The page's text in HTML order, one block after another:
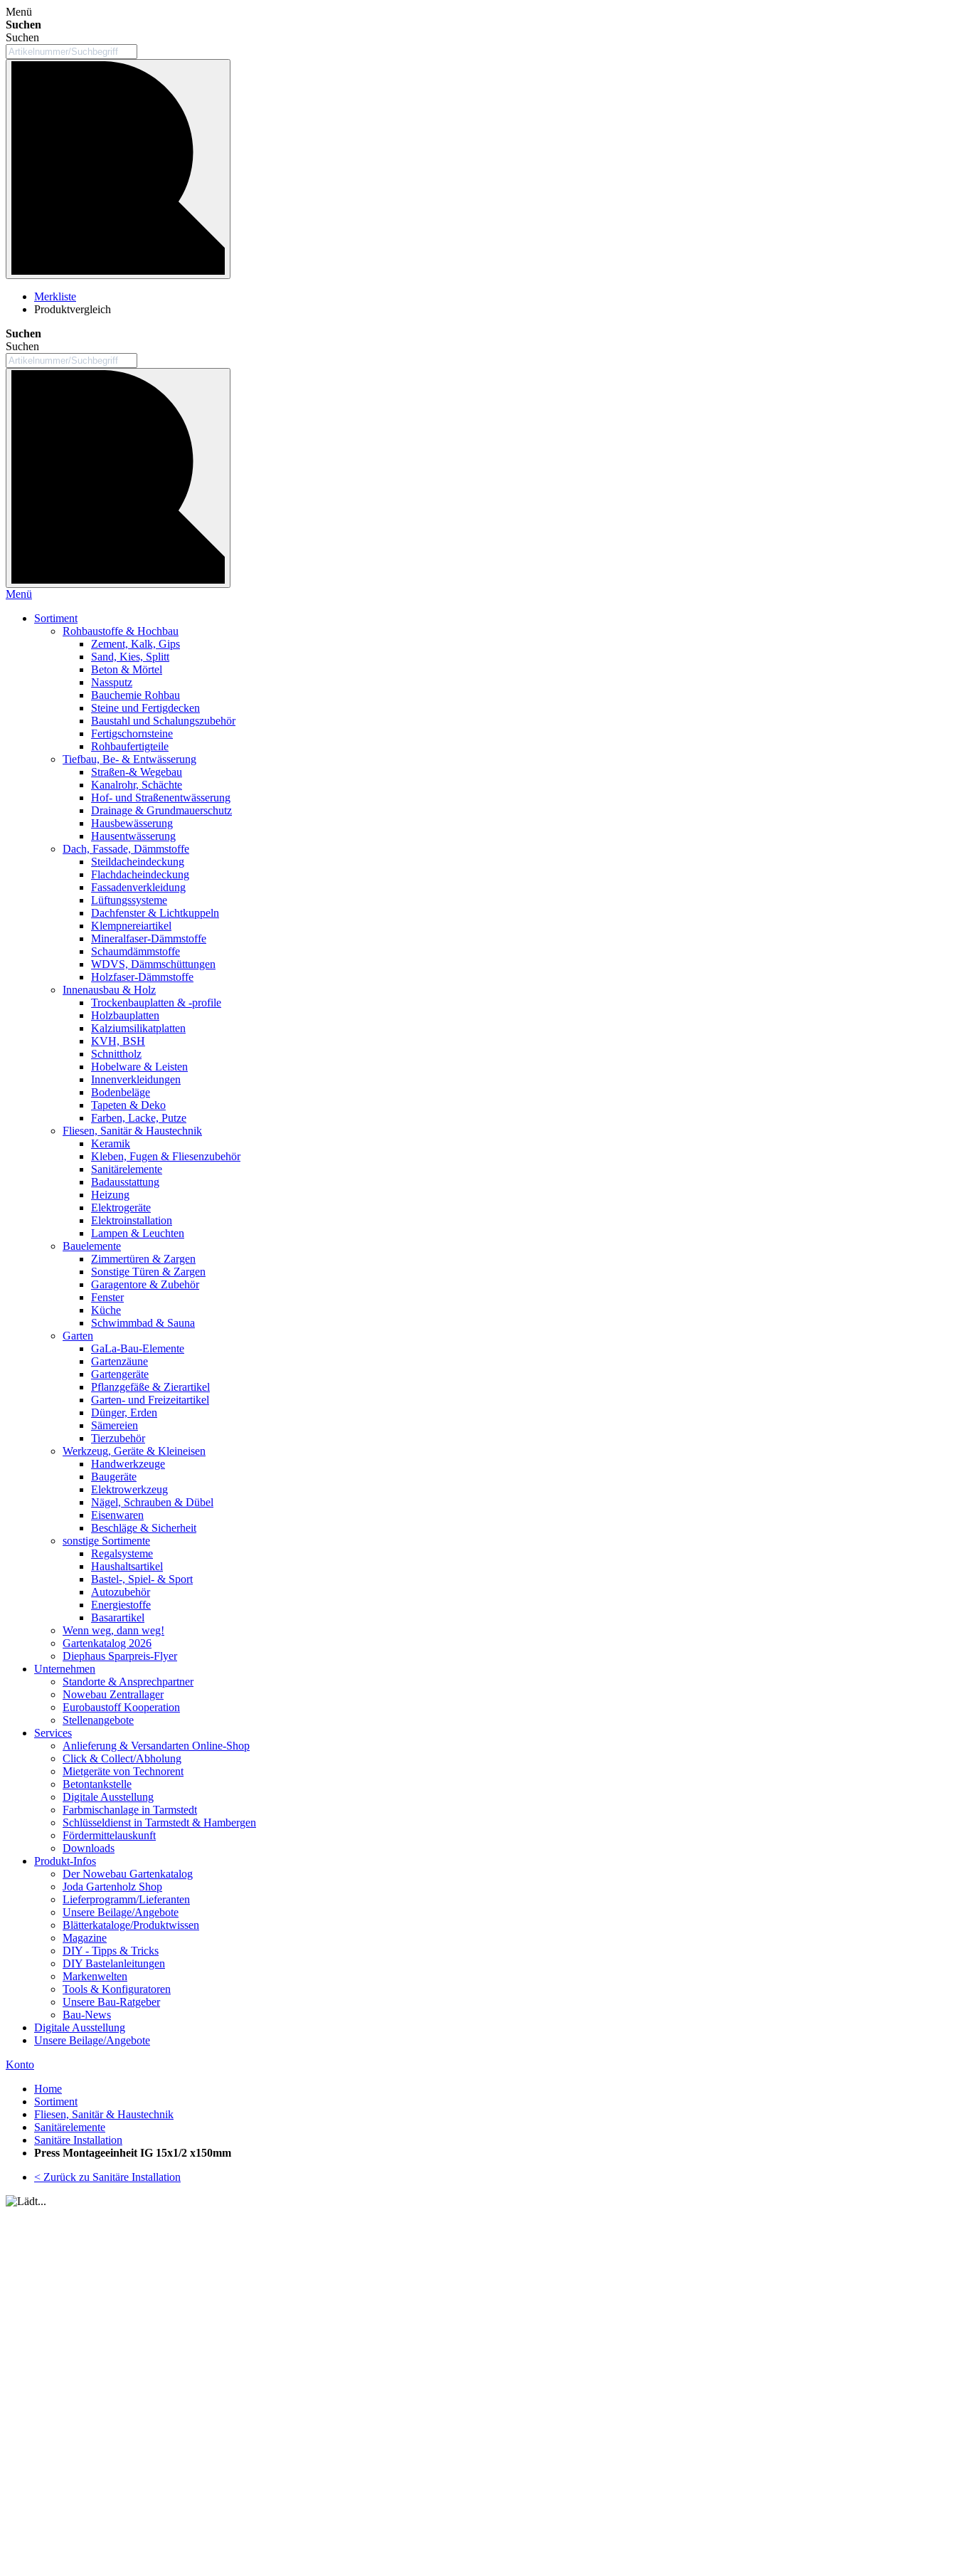
Menü
Suchen
Suchen
Merkliste
Produktvergleich
Suchen
Suchen
Menü
Sortiment
Rohbaustoffe & Hochbau
Zement, Kalk, Gips
Sand, Kies, Splitt
Beton & Mörtel
Nassputz
Bauchemie Rohbau
Steine und Fertigdecken
Baustahl und Schalungszubehör
Fertigschornsteine
Rohbaufertigteile
Tiefbau, Be- & Entwässerung
Straßen-& Wegebau
Kanalrohr, Schächte
Hof- und Straßenentwässerung
Drainage & Grundmauerschutz
Hausbewässerung
Hausentwässerung
Dach, Fassade, Dämmstoffe
Steildacheindeckung
Flachdacheindeckung
Fassadenverkleidung
Lüftungssysteme
Dachfenster & Lichtkuppeln
Klempnereiartikel
Mineralfaser-Dämmstoffe
Schaumdämmstoffe
WDVS, Dämmschüttungen
Holzfaser-Dämmstoffe
Innenausbau & Holz
Trockenbauplatten & -profile
Holzbauplatten
Kalziumsilikatplatten
KVH, BSH
Schnittholz
Hobelware & Leisten
Innenverkleidungen
Bodenbeläge
Tapeten & Deko
Farben, Lacke, Putze
Fliesen, Sanitär & Haustechnik
Keramik
Kleben, Fugen & Fliesenzubehör
Sanitärelemente
Badausstattung
Heizung
Elektrogeräte
Elektroinstallation
Lampen & Leuchten
Bauelemente
Zimmertüren & Zargen
Sonstige Türen & Zargen
Garagentore & Zubehör
Fenster
Küche
Schwimmbad & Sauna
Garten
GaLa-Bau-Elemente
Gartenzäune
Gartengeräte
Pflanzgefäße & Zierartikel
Garten- und Freizeitartikel
Dünger, Erden
Sämereien
Tierzubehör
Werkzeug, Geräte & Kleineisen
Handwerkzeuge
Baugeräte
Elektrowerkzeug
Nägel, Schrauben & Dübel
Eisenwaren
Beschläge & Sicherheit
sonstige Sortimente
Regalsysteme
Haushaltsartikel
Bastel-, Spiel- & Sport
Autozubehör
Energiestoffe
Basarartikel
Wenn weg, dann weg!
Gartenkatalog 2026
Diephaus Sparpreis-Flyer
Unternehmen
Standorte & Ansprechpartner
Nowebau Zentrallager
Eurobaustoff Kooperation
Stellenangebote
Services
Anlieferung & Versandarten Online-Shop
Click & Collect/Abholung
Mietgeräte von Technorent
Betontankstelle
Digitale Ausstellung
Farbmischanlage in Tarmstedt
Schlüsseldienst in Tarmstedt & Hambergen
Fördermittelauskunft
Downloads
Produkt-Infos
Der Nowebau Gartenkatalog
Joda Gartenholz Shop
Lieferprogramm/Lieferanten
Unsere Beilage/Angebote
Blätterkataloge/Produktwissen
Magazine
DIY - Tipps & Tricks
DIY Bastelanleitungen
Markenwelten
Tools & Konfiguratoren
Unsere Bau-Ratgeber
Bau-News
Digitale Ausstellung
Unsere Beilage/Angebote
Konto
Home
Sortiment
Fliesen, Sanitär & Haustechnik
Sanitärelemente
Sanitäre Installation
Press Montageeinheit IG 15x1/2 x150mm
< Zurück zu Sanitäre Installation